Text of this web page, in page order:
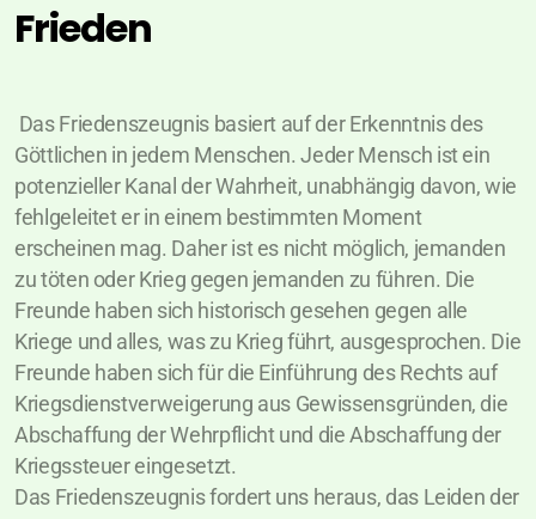
Frieden
Das Friedenszeugnis basiert auf der Erkenntnis des
Göttlichen in jedem Menschen. Jeder Mensch ist ein
potenzieller Kanal der Wahrheit, unabhängig davon, wie
fehlgeleitet er in einem bestimmten Moment
erscheinen mag. Daher ist es nicht möglich, jemanden
zu töten oder Krieg gegen jemanden zu führen. Die
Freunde haben sich historisch gesehen gegen alle
Kriege und alles, was zu Krieg führt, ausgesprochen. Die
Freunde haben sich für die Einführung des Rechts auf
Kriegsdienstverweigerung aus Gewissensgründen, die
Abschaffung der Wehrpflicht und die Abschaffung der
Kriegssteuer eingesetzt.
Das Friedenszeugnis fordert uns heraus, das Leiden der